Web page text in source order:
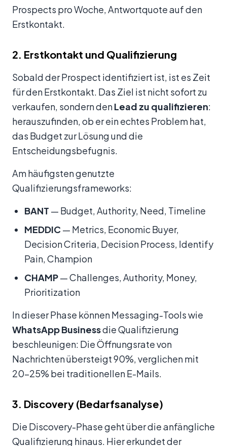
Prospects pro Woche, Antwortquote auf den
Erstkontakt.
2. Erstkontakt und Qualifizierung
Sobald der Prospect identifiziert ist, ist es Zeit
für den Erstkontakt. Das Ziel ist nicht sofort zu
verkaufen, sondern denLead zu qualifizieren:
herauszufinden, ob er ein echtes Problem hat,
das Budget zur Lösung und die
Entscheidungsbefugnis.
Am häufigsten genutzte
Qualifizierungsframeworks:
BANT — Budget, Authority, Need, Timeline
MEDDIC— Metrics, Economic Buyer,
Decision Criteria, Decision Process, Identify
Pain, Champion
CHAMP— Challenges, Authority, Money,
Prioritization
In dieser Phase können Messaging-Tools wie
WhatsApp Businessdie Qualifizierung
beschleunigen: Die Öffnungsrate von
Nachrichten übersteigt 90%, verglichen mit
20-25% bei traditionellen E-Mails.
3. Discovery (Bedarfsanalyse)
Die Discovery-Phase geht über die anfängliche
Qualifizierung hinaus. Hier erkundet der